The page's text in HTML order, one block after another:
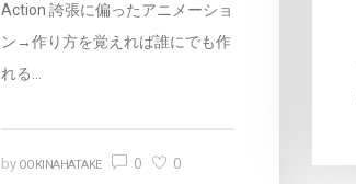
Action 誇張に偏ったアニメーショ
ン→作り方を覚えれば誰にでも作
れる…
by OOKINAHATAKE 0 0